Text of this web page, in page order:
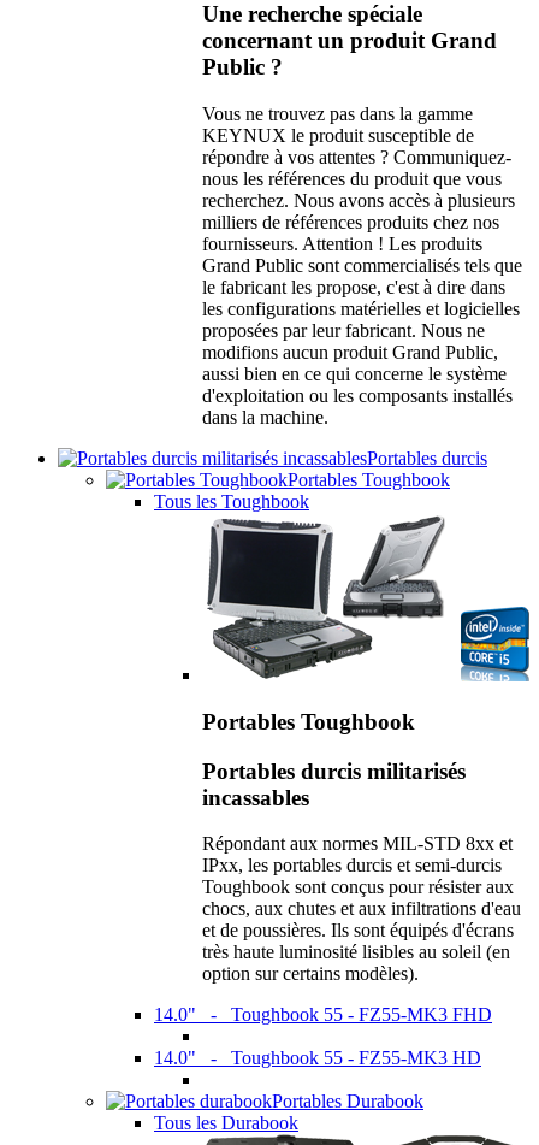
Une recherche spéciale
concernant un produit Grand
Public ?
Vous ne trouvez pas dans la gamme
KEYNUX le produit susceptible de
répondre à vos attentes ? Communiquez-
nous les références du produit que vous
recherchez. Nous avons accès à plusieurs
milliers de références produits chez nos
fournisseurs. Attention ! Les produits
Grand Public sont commercialisés tels que
le fabricant les propose, c'est à dire dans
les configurations matérielles et logicielles
proposées par leur fabricant. Nous ne
modifions aucun produit Grand Public,
aussi bien en ce qui concerne le système
d'exploitation ou les composants installés
dans la machine.
Portables durcis
Portables Toughbook
Tous les Toughbook
Portables Toughbook
Portables durcis militarisés
incassables
Répondant aux normes MIL-STD 8xx et
IPxx, les portables durcis et semi-durcis
Toughbook sont conçus pour résister aux
chocs, aux chutes et aux infiltrations d'eau
et de poussières. Ils sont équipés d'écrans
très haute luminosité lisibles au soleil (en
option sur certains modèles).
14.0" - Toughbook 55 - FZ55-MK3 FHD
14.0" - Toughbook 55 - FZ55-MK3 HD
Portables Durabook
Tous les Durabook